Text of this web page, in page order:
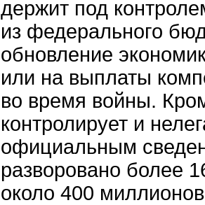
держит под
из федерального
обновление
или на выплаты
во время войны.
контролирует и
официальным
разворовано более
около 400